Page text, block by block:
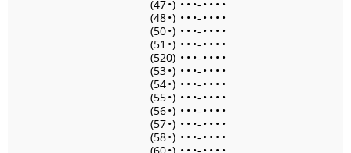
(47•) • • •- • • • •
(48•) • • •- • • • •
(50•) • • •- • • • •
(51 •) • • •- • • • •
(520) • • •- • • • •
(53•) • • •- • • • •
(54•) • • •- • • • •
(55•) • • •- • • • •
(56•) • • •- • • • •
(57•) • • •- • • • •
(58•) • • •- • • • •